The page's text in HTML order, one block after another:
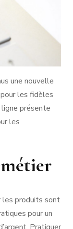
une nouvelle
les fidèles
présente
les
métier
les produits sont
pour un
Pratiquer